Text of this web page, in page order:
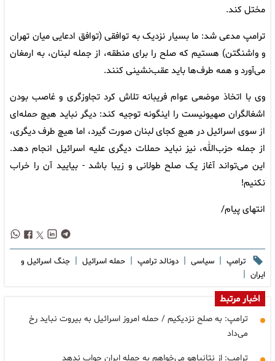
مختل کند.
ترامپ مدعی شد: ما بسیار نزدیک به توافقی (توافق ادعایی میان تهران
و واشنگتن) هستیم که صلح را برای منطقه، از جمله لبنان، به ارمغان
می‌آورد و همه طرف‌ها باید عقب‌نشینی کنند.
وی با اتخاذ موضعی عوام فریبانه تلاش کرد تجاوزگری و غاصب بودن
اشغالگران صهیونیست را اینگونه توجیه کند: دیگر نباید هیچ حمله‌ای
از سوی اسرائیل در هیچ کجای لبنان صورت گیرد، اما هیچ طرف دیگری،
از جمله حزب‌الله، نیز نباید حملات دیگری علیه اسرائیل انجام دهد.
این می‌تواند آغاز یک صلح طولانی و زیبا باشد - بیایید آن را خراب
نکنیم!
انتهای پیام/
ترامپ | سیاسی | دونالد ترامپ | حمله اسرائیل | جنگ اسرائیل و
ایران |
اخبار مرتبط
ترامپ: به صلح نزدیکیم / حمله امروز اسرائیل به بیروت نباید رخ
می‌داد
ترامپ: از نتانیاهو می‌خواهم به حمله ایران جواب ندهد